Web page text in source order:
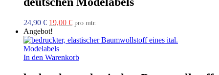
24,90€ Ursprünglicher
Preis
war:
24,90 €
19,00 €Aktueller
ist:
pro mtr.
Angebot!
In den Warenkorb